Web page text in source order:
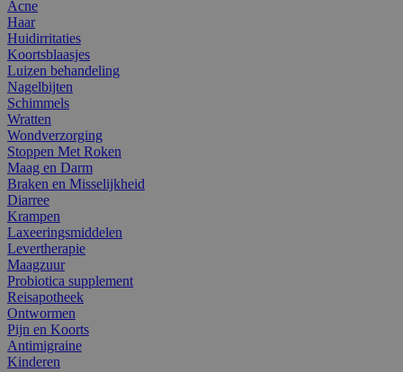
Acne
Haar
Huidirritaties
Koortsblaasjes
Luizen behandeling
Nagelbijten
Schimmels
Wratten
Wondverzorging
Stoppen Met Roken
Maag en Darm
Braken en Misselijkheid
Diarree
Krampen
Laxeeringsmiddelen
Levertherapie
Maagzuur
Probiotica supplement
Reisapotheek
Ontwormen
Pijn en Koorts
Antimigraine
Kinderen